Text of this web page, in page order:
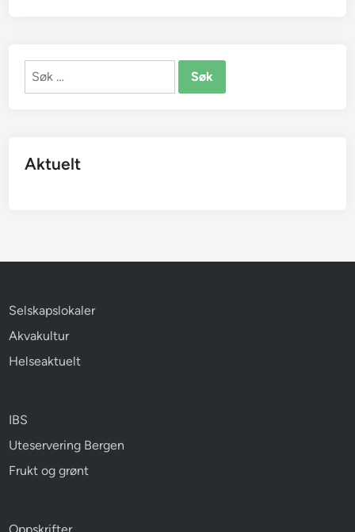
Søk
Aktuelt
Selskapslokaler
Akvakultur
Helseaktuelt
IBS
Uteservering Bergen
Frukt og grønt